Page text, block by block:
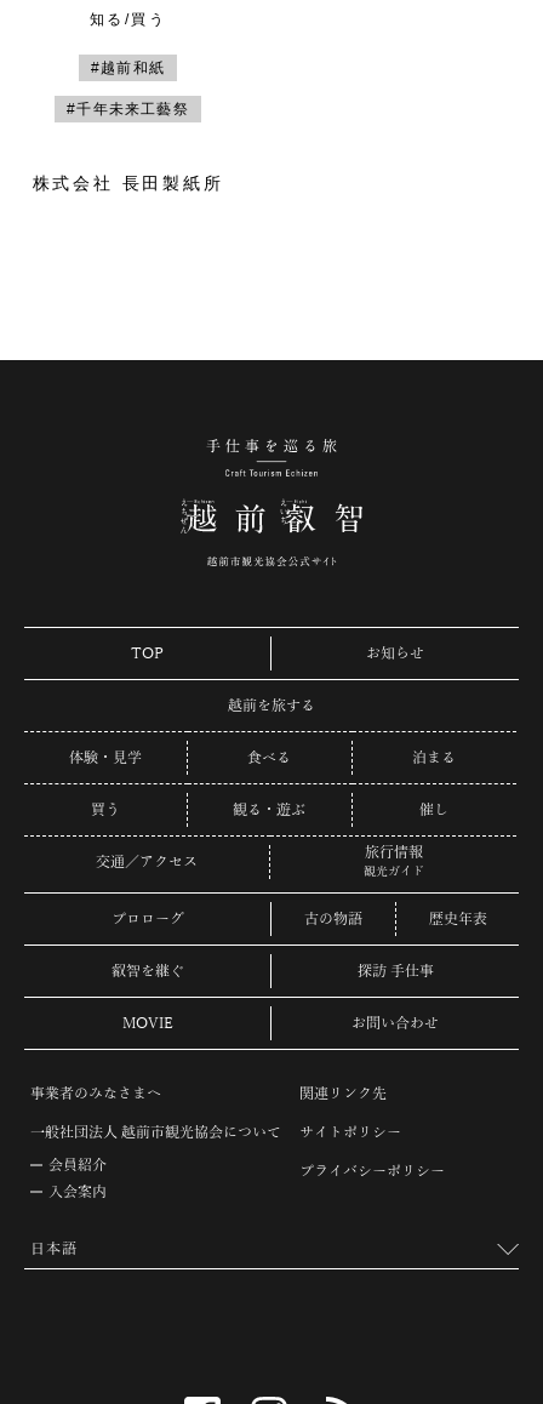
知る/買う
#越前和紙
#千年未来工藝祭
株式会社 長田製紙所
TOP お知らせ
越前を旅する
体験・見学 食べる 泊まる
買う 観る・遊ぶ 催し
交通／アクセス
旅行情報
観光ガイド
プロローグ 古の物語 歴史年表
叡智を継ぐ 探訪 手仕事
MOVIE お問い合わせ
事業者のみなさまへ
一般社団法人 越前市観光協会について
会員紹介
入会案内
関連リンク先
サイトポリシー
プライバシーポリシー